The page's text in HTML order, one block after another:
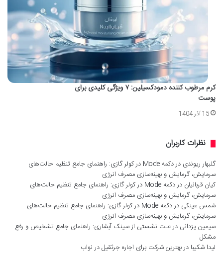
کرم مرطوب کننده دمودکسیلین: ۷ ویژگی کلیدی برای
پوست
15 آذر 1404
نظرات کاربران
گلبهار ریوندی در
دکمه Mode در کولر گازی: راهنمای جامع تنظیم حالت‌های
سرمایش، گرمایش و بهینه‌سازی مصرف انرژی
کیان قربانیان در
دکمه Mode در کولر گازی: راهنمای جامع تنظیم حالت‌های
سرمایش، گرمایش و بهینه‌سازی مصرف انرژی
شمس عینکی در
دکمه Mode در کولر گازی: راهنمای جامع تنظیم حالت‌های
سرمایش، گرمایش و بهینه‌سازی مصرف انرژی
سیمین یزدانی درعلت نشستی از سینک آبشاری: راهنمای جامع تشخیص و رفع
مشکل
لیدا شکیبا دربهترین شرکت برای اجاره جرثقیل در نواب